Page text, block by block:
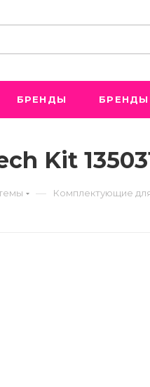
БРЕНДЫ
Kit
— Комплектующие